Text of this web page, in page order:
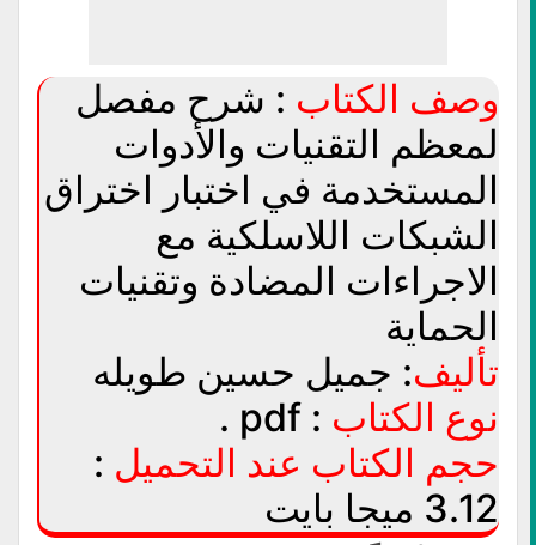
وصف الكتاب : شرح مفصل
لمعظم التقنيات والأدوات
المستخدمة في اختبار اختراق
الشبكات اللاسلكية مع
الاجراءات المضادة وتقنيات
الحماية
تأليف: جميل حسين طويله
نوع الكتاب : pdf .
حجم الكتاب عند التحميل :
3.12 ميجا بايت